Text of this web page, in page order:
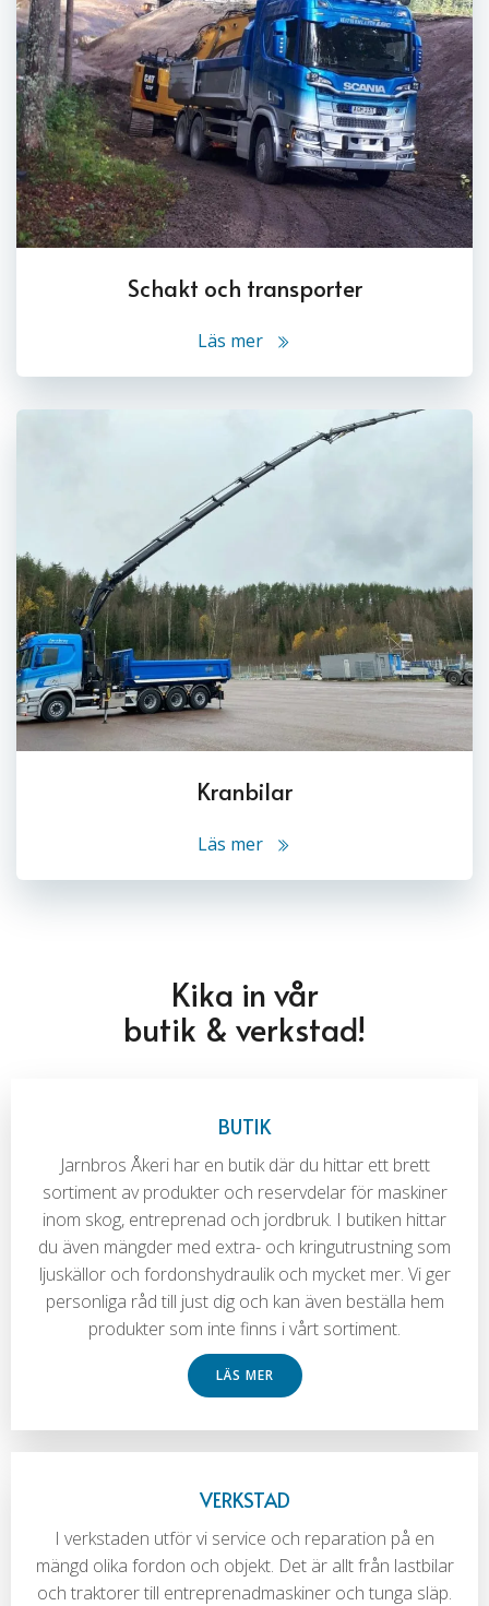
Schakt och transporter
Läs mer
Kranbilar
Läs mer
Kika in vår
butik & verkstad!
BUTIK
Jarnbros Åkeri har en butik där du hittar ett brett
sortiment av produkter och reservdelar för maskiner
inom skog, entreprenad och jordbruk. I butiken hittar
du även mängder med extra- och kringutrustning som
ljuskällor och fordonshydraulik och mycket mer. Vi ger
personliga råd till just dig och kan även beställa hem
produkter som inte finns i vårt sortiment.
LÄS MER
VERKSTAD
I verkstaden utför vi service och reparation på en
mängd olika fordon och objekt. Det är allt från lastbilar
och traktorer till entreprenadmaskiner och tunga släp.